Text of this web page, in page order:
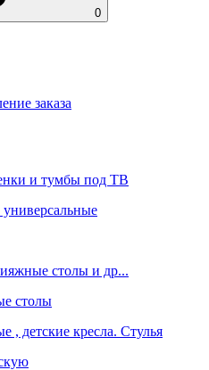
0
заказа
и тумбы под ТВ
столы и др...
столы
, детские кресла. Стулья